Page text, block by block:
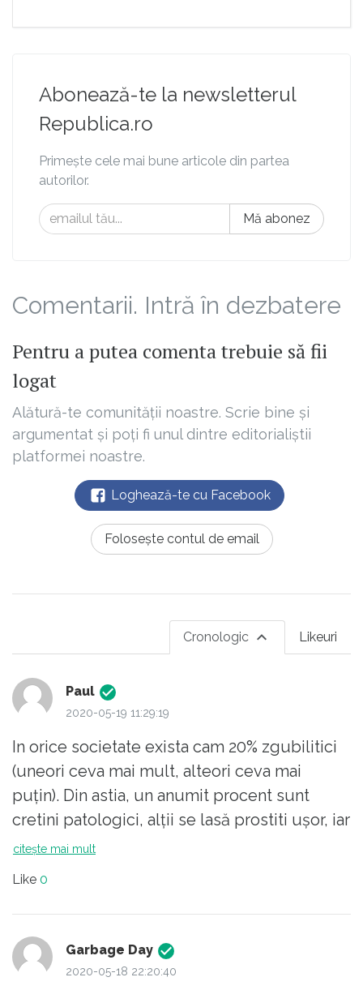
Abonează-te la newsletterul
Republica.ro
Primește cele mai bune articole din partea
autorilor.
Mă abonez
Comentarii. Intră în dezbatere
Pentru a putea comenta trebuie să fii
logat
Alătură-te comunității noastre. Scrie bine și
argumentat și poți fi unul dintre editorialiștii
platformei noastre.
Loghează-te cu Facebook
Folosește contul de email
Likeuri
Cronologic
Paul
2020-05-19 11:29:19
In orice societate exista cam 20% zgubilitici
(uneori ceva mai mult, alteori ceva mai
puțin). Din astia, un anumit procent sunt
cretini patologici, alții se lasă prostiti ușor, iar
restul sunt duși cu pluta pe bune. Dacă e sa
aplice un silogism valid, însă nu își pot da
seama ca prezumtiile de la baza
silogismului sunt false. Cu alte cuvinte nu
citește mai mult
Like 0
Garbage Day
2020-05-18 22:20:40